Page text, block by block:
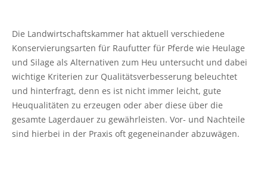
Beratung zur Hofübergabe
Gemeinsam gegen psychische Belastungen in der
Landwirtschaft
Sozioökonomische Beratung
Umwelt- und Gewässerschutz
Landwirtschaftliches Bauen und Energietechnik
Planung und Gutachten
Baumkontrollen
Waldbestattung
Zierpflanzenbau
Stauden
Garten- und Landschaftsbau
Öffentliches Grün
Ausbildungsberatung
Fort- und Weiterbildung
Praktikum
Ausbilder und Ausbildungsbetrieb
Einkaufen beim Erzeuger
Haus- und Kleingarten
Garten- und Balkontipps
Die Landwirtschaftskammer hat aktuell verschiedene
Konservierungsarten für Raufutter für Pferde wie Heulage
und Silage als Alternativen zum Heu untersucht und dabei
wichtige Kriterien zur Qualitätsverbesserung beleuchtet
und hinterfragt, denn es ist nicht immer leicht, gute
Heuqualitäten zu erzeugen oder aber diese über die
gesamte Lagerdauer zu gewährleisten. Vor- und Nachteile
sind hierbei in der Praxis oft gegeneinander abzuwägen.